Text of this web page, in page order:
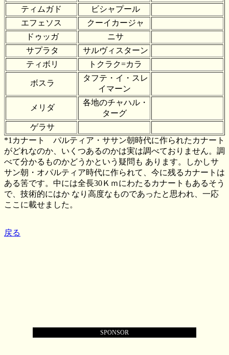
ティムガド
ビシャプール
エフェソス
クーイカージャ
ドゥッガ
ニサ
サプラタ
サルヴィスターン
ティボリ
トクラク=カラ
ボスラ
タフテ・イ・スレ
イマーン
メリダ
各地のチャハル・
ターグ
ゲラサ
*1カナート パルティア・ササン朝時代に作られたカナート
がどれなのか、いくつあるのかは実は調べておりません。調
べて分かるものかどうかという疑問も あります。しかしサ
サン朝・オパルティア時代に作られて、今に残るカナートは
ある筈です。中には全長30Ｋｍにわたるカナートもあるそう
で、技術的にはか なり高度なものであったと思われ、一応
ここに載せました。
戻る
SPONSOR